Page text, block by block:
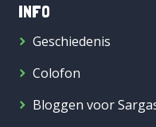
INFO
Geschiedenis
Colofon
Bloggen voor